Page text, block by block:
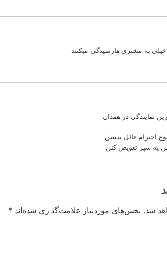
به مشتری هارسیدگی میکنند
نمایندگی در همدان
احترام قائل نیستن
شد. بخش‌های موردنیاز علامت‌گذاری شده‌اند *